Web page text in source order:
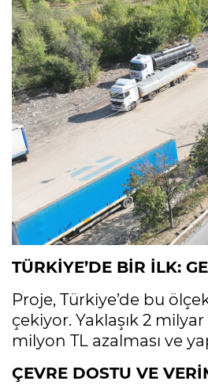
TÜRKİYE’DE BİR İLK:
Proje, Türkiye’de bu
çekiyor. Yaklaşık 2
milyon TL azalması ve
ÇEVRE DOSTU VE